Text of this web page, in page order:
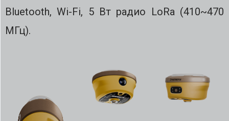
Bluetooth, Wi-Fi, 5 Вт радио LoRa (410~470
МГц).